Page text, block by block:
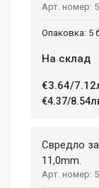
5
На склад
€3.64/
€4.37/
Свредло
11,0mm.